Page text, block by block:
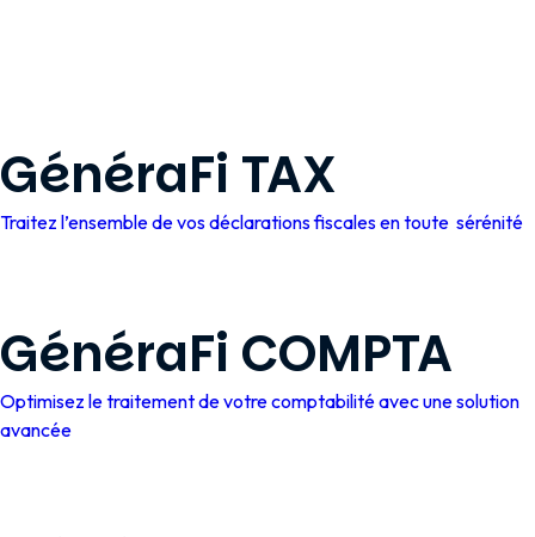
GénéraFi TAX
Traitez l’ensemble de vos déclarations fiscales en toute sérénité
GénéraFi COMPTA
Optimisez le traitement de votre comptabilité avec une solution
avancée